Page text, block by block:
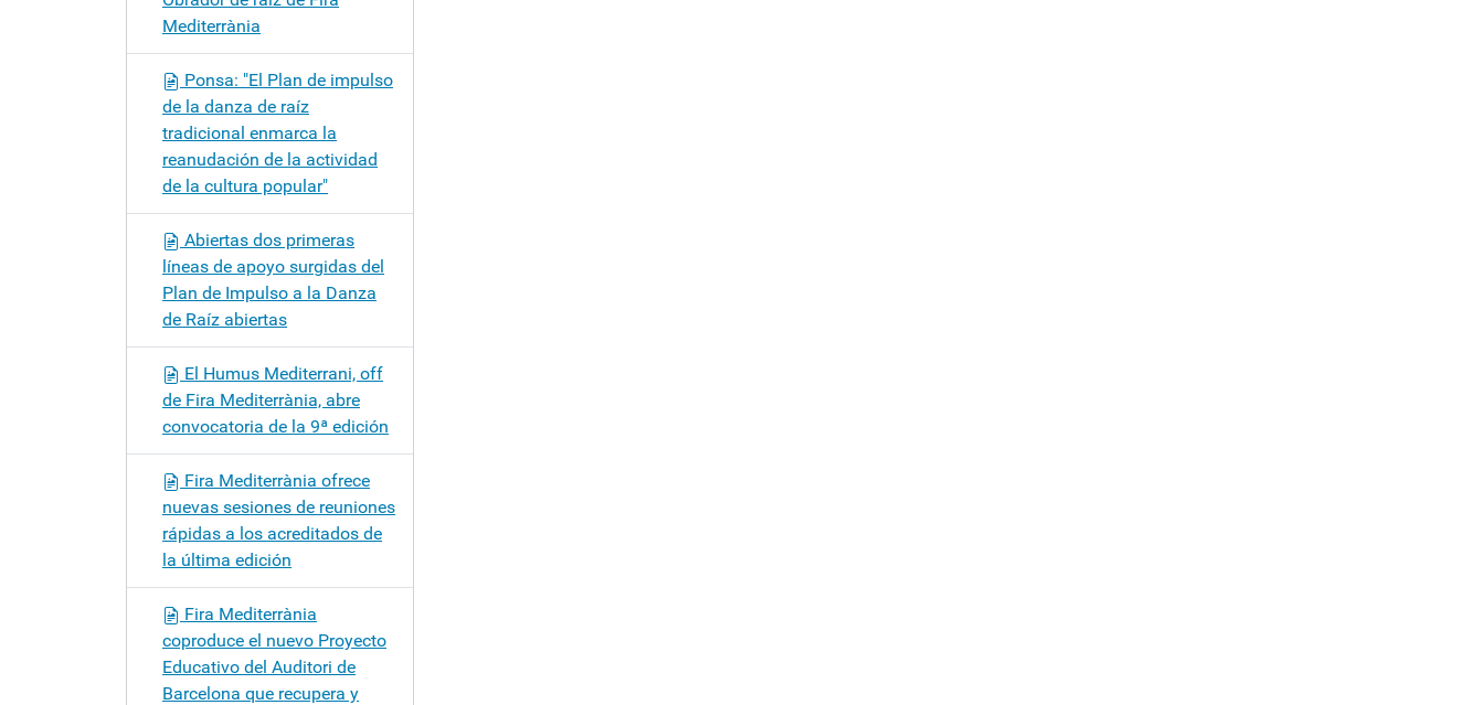
Mediterrània
Ponsa: "El Plan de impulso
de la danza de raíz
tradicional enmarca la
reanudación de la actividad
de la cultura popular"
Abiertas dos primeras
líneas de apoyo surgidas del
Plan de Impulso a la Danza
de Raíz abiertas
El Humus Mediterrani, off
de Fira Mediterrània, abre
convocatoria de la 9ª edición
Fira Mediterrània ofrece
nuevas sesiones de reuniones
rápidas a los acreditados de
la última edición
Fira Mediterrània
coproduce el nuevo Proyecto
Educativo del Auditori de
Barcelona que recupera y